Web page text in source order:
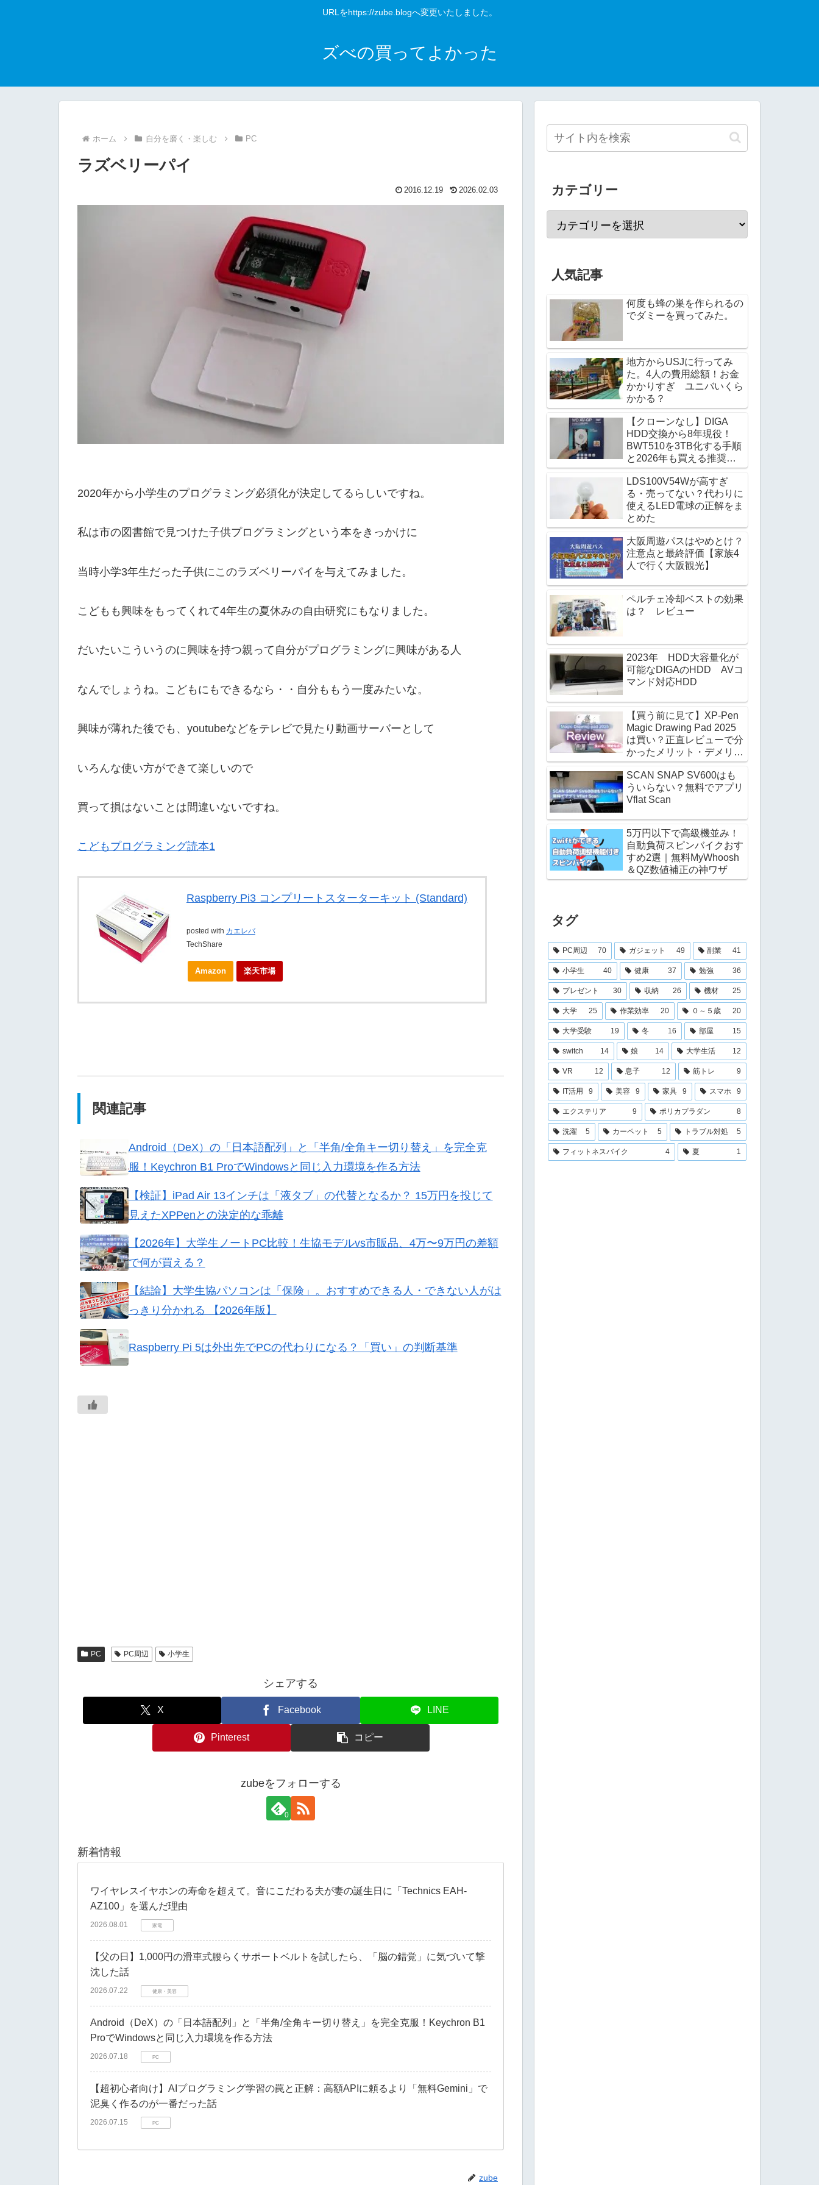
URLをhttps://zube.blogへ変更いたしました。
ズべの買ってよかった
ホーム 自分を磨く・楽しむ PC
ラズベリーパイ
2016.12.19 2026.02.03
2020年から小学生のプログラミング必須化が決定してるらしいですね。
私は市の図書館で見つけた子供プログラミングという本をきっかけに
当時小学3年生だった子供にこのラズベリーパイを与えてみました。
こどもも興味をもってくれて4年生の夏休みの自由研究にもなりました。
だいたいこういうのに興味を持つ親って自分がプログラミングに興味がある人
なんでしょうね。こどもにもできるなら・・自分ももう一度みたいな。
興味が薄れた後でも、youtubeなどをテレビで見たり動画サーバーとして
いろんな使い方ができて楽しいので
買って損はないことは間違いないですね。
こどもプログラミング読本1
Raspberry Pi3 コンプリートスターターキット (Standard)
posted with カエレバ
TechShare
Amazon 楽天市場
関連記事
Android（DeX）の「日本語配列」と「半角/全角キー切り替え」を完全克
服！Keychron B1 ProでWindowsと同じ入力環境を作る方法
【検証】iPad Air 13インチは「液タブ」の代替となるか？ 15万円を投じて
見えたXPPenとの決定的な乖離
【2026年】大学生ノートPC比較！生協モデルvs市販品、4万〜9万円の差額
で何が買える？
【結論】大学生協パソコンは「保険」。おすすめできる人・できない人がは
っきり分かれる 【2026年版】
Raspberry Pi 5は外出先でPCの代わりになる？「買い」の判断基準
PC PC周辺 小学生
シェアする
X Facebook LINE
Pinterest コピー
zubeをフォローする
0
新着情報
​ワイヤレスイヤホンの寿命を超えて。音にこだわる夫が妻の誕生日に「Technics EAH-
AZ100」を選んだ理由
2026.08.01 家電
​【父の日】1,000円の滑車式腰らくサポートベルトを試したら、「脳の錯覚」に気づいて撃
沈した話
2026.07.22 健康・美容
Android（DeX）の「日本語配列」と「半角/全角キー切り替え」を完全克服！Keychron B1
ProでWindowsと同じ入力環境を作る方法
2026.07.18 PC
【超初心者向け】AIプログラミング学習の罠と正解：高額APIに頼るより「無料Gemini」で
泥臭く作るのが一番だった話
2026.07.15 PC
zube
カテゴリー
人気記事
何度も蜂の巣を作られるの
でダミーを買ってみた。
地方からUSJに行ってみ
た。4人の費用総額！お金
かかりすぎ ユニバいくら
かかる？
【クローンなし】DIGA
HDD交換から8年現役！
BWT510を3TB化する手順
と2026年も買える推奨
HDD
LDS100V54Wが高すぎ
る・売ってない？代わりに
使えるLED電球の正解をま
とめた
大阪周遊パスはやめとけ？
注意点と最終評価【家族4
人で行く大阪観光】
ペルチェ冷却ベストの効果
は？ レビュー
2023年 HDD大容量化が
可能なDIGAのHDD AVコ
マンド対応HDD
【買う前に見て】XP-Pen
Magic Drawing Pad 2025
は買い？正直レビューで分
かったメリット・デメリッ
ト
SCAN SNAP SV600はも
ういらない？無料でアプリ
Vflat Scan
5万円以下で高級機並み！
自動負荷スピンバイクおす
すめ2選｜無料MyWhoosh
＆QZ数値補正の神ワザ
タグ
PC周辺 70 ガジェット 49 副業 41
小学生 40 健康 37 勉強 36
プレゼント 30 収納 26 機材 25
大学 25 作業効率 20 ０～５歳 20
大学受験 19 冬 16 部屋 15
switch 14 娘 14 大学生活 12
VR 12 息子 12 筋トレ 9
IT活用 9 美容 9 家具 9 スマホ 9
エクステリア 9 ポリカプラダン 8
洗濯 5 カーペット 5 トラブル対処 5
フィットネスバイク 4 夏 1